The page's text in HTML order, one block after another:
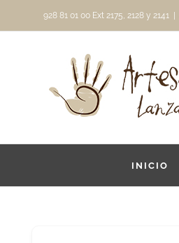
contenido
928 81 01 00 Ext 2175, 2128 y 2141
INICIO